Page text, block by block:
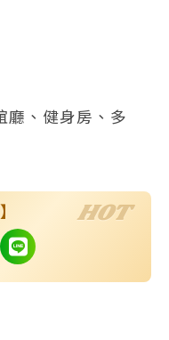
廳、健身房、多
HOT